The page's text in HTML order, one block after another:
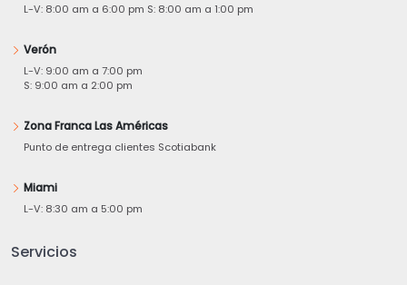
L-V: 8:00 am a 6:00 pm S: 8:00 am a 1:00 pm
Verón
L-V: 9:00 am a 7:00 pm
S: 9:00 am a 2:00 pm
Zona Franca Las Américas
Punto de entrega clientes Scotiabank
Miami
L-V: 8:30 am a 5:00 pm
Servicios